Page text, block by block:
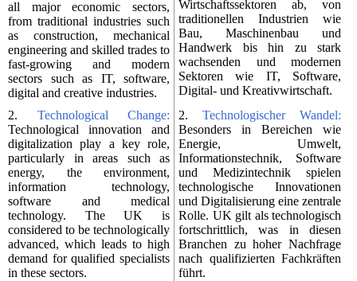
all major economic sectors,
from traditional industries such
as construction, mechanical
engineering and skilled trades to
fast-growing and modern
sectors such as IT, software,
digital and creative industries.
Wirtschaftssektoren ab, von
traditionellen Industrien wie
Bau, Maschinenbau und
Handwerk bis hin zu stark
wachsenden und modernen
Sektoren wie IT, Software,
Digital- und Kreativwirtschaft.
2. Technological Change:
Technological innovation and
digitalization play a key role,
particularly in areas such as
energy, the environment,
information technology,
software and medical
technology. The UK is
considered to be technologically
advanced, which leads to high
demand for qualified specialists
in these sectors.
2. Technologischer Wandel:
Besonders in Bereichen wie
Energie, Umwelt,
Informationstechnik, Software
und Medizintechnik spielen
technologische Innovationen
und Digitalisierung eine zentrale
Rolle. UK gilt als technologisch
fortschrittlich, was in diesen
Branchen zu hoher Nachfrage
nach qualifizierten Fachkräften
führt.